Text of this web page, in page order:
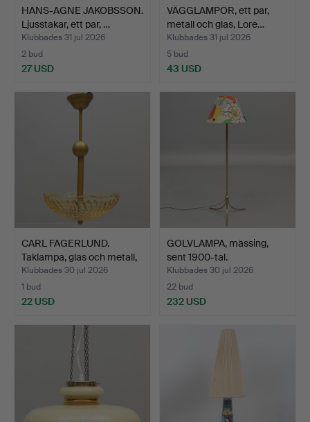
HANS-AGNE JAKOBSSON.
Ljusstakar, ett par, …
Klubbades 31 jul 2026
2 bud
27 USD
VÄGGLAMPOR, ett par,
metall och glas, Lore…
Klubbades 31 jul 2026
5 bud
43 USD
CARL FAGERLUND.
Taklampa, glas och metall,
…
Klubbades 30 jul 2026
1 bud
22 USD
GOLVLAMPA, mässing,
sent 1900-tal.
Klubbades 30 jul 2026
22 bud
232 USD